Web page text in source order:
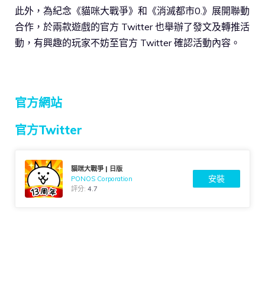
此外，為紀念《貓咪大戰爭》和《消滅都市0.》展開聯動
合作，於兩款遊戲的官方 Twitter 也舉辦了發文及轉推活
動，有興趣的玩家不妨至官方 Twitter 確認活動內容。
官方網站
官方Twitter
貓咪大戰爭 | 日版
PONOS Corporation
評分:4.7
安裝